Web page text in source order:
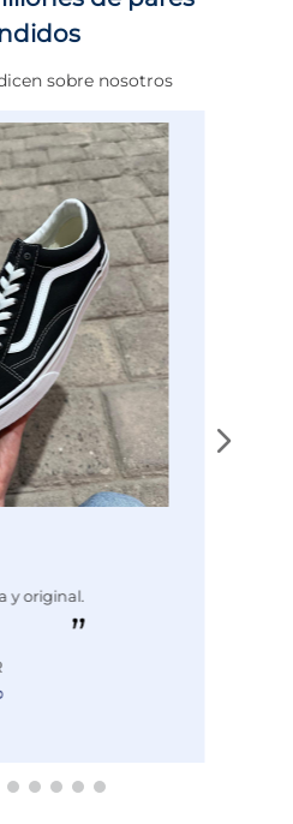
DE 0 A 4 cms
NORMAL
CAFE
sobre nosotros
y original.